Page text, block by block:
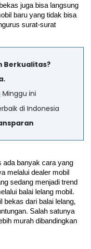
juga bisa langsung
baru yang tidak bisa
surat-surat
Berkualitas?
Minggu ini
di Indonesia
ada banyak cara yang
melalui dealer mobil
sedang menjadi trend
balai lelang mobil.
bekas dari balai lelang,
Salah satunya
murah dibandingkan